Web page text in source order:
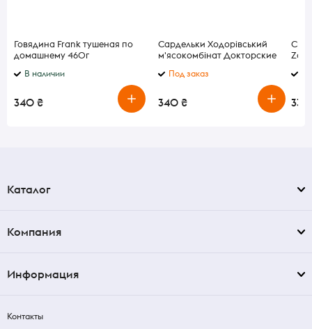
Говядина Frank тушеная по
домашнему 460г
В наличии
340 ₴
Сардельки Ходорівський
м'ясокомбінат Докторские
Под заказ
340 ₴
Сыр
339
Каталог
Компания
Информация
Контакты